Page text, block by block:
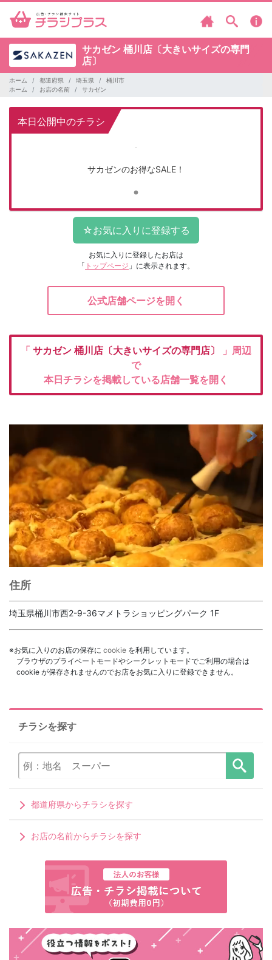
サカゼン 桶川店〔大きいサイズの専門
店〕
ホーム 都道府県 埼玉県
桶川市
ホーム
お店の名前 サカゼン
本日公開中のチラシ
サカゼンのお得なSALE！
お気に入りに登録したお店は
「 トップページ 」に表示されます。
公式店舗ページを開く
「 サカゼン 桶川店〔大きいサイズの専門店〕
」周辺
で
本日チラシを掲載している店舗一覧を開く
住所
埼玉県桶川市西2-9-36マメトラショッピングパーク 1F
※お気に入りのお店の保存に cookie を利用しています。
ブラウザのプライベートモードやシークレットモードでご利用の場合は
cookie が保存されませんのでお店をお気に入りに登録できません。
チラシを探す
都道府県からチラシを探す
お店の名前からチラシを探す